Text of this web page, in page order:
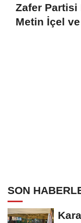
Zafer Partisi
Metin İçel
SON